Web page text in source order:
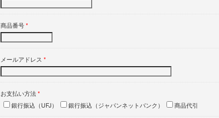
商品番号*
メールアドレス *
お支払い方法*
銀行振込（UFJ）
銀行振込（ジャパンネットバンク） 商品代引